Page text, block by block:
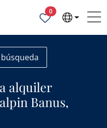
0Propiedades
alquiler
Banus,